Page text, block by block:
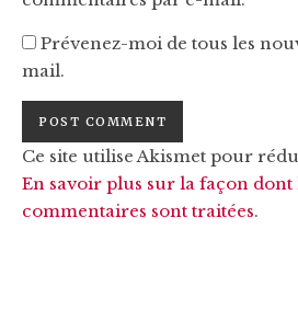
Prévenez-moi de tous les
mail.
Ce site utilise Akismet pour
En savoir plus sur la façon dont
commentaires sont traitées.